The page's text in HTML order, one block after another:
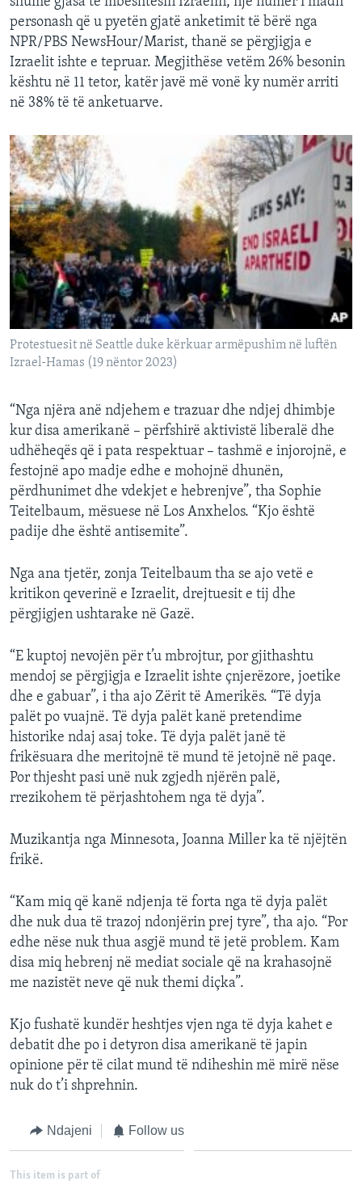
personash që u pyetën gjatë anketimit të bërë nga
NPR/PBS NewsHour/Marist, thanë se përgjigja e
Izraelit ishte e tepruar. Megjithëse vetëm 26% besonin
kështu në 11 tetor, katër javë më vonë ky numër arriti
në 38% të të anketuarve.
Protestuesit në Seattle duke kërkuar armëpushim në luftën
Izrael-Hamas (19 nëntor 2023)
“Nga njëra anë ndjehem e trazuar dhe ndjej dhimbje
kur disa amerikanë – përfshirë aktivistë liberalë dhe
udhëheqës që i pata respektuar – tashmë e injorojnë, e
festojnë apo madje edhe e mohojnë dhunën,
përdhunimet dhe vdekjet e hebrenjve”, tha Sophie
Teitelbaum, mësuese në Los Anxhelos. “Kjo është
padije dhe është antisemite”.
Nga ana tjetër, zonja Teitelbaum tha se ajo vetë e
kritikon qeverinë e Izraelit, drejtuesit e tij dhe
përgjigjen ushtarake në Gazë.
“E kuptoj nevojën për t’u mbrojtur, por gjithashtu
mendoj se përgjigja e Izraelit ishte çnjerëzore, joetike
dhe e gabuar”, i tha ajo Zërit të Amerikës. “Të dyja
palët po vuajnë. Të dyja palët kanë pretendime
historike ndaj asaj toke. Të dyja palët janë të
frikësuara dhe meritojnë të mund të jetojnë në paqe.
Por thjesht pasi unë nuk zgjedh njërën palë,
rrezikohem të përjashtohem nga të dyja”.
Muzikantja nga Minnesota, Joanna Miller ka të njëjtën
frikë.
“Kam miq që kanë ndjenja të forta nga të dyja palët
dhe nuk dua të trazoj ndonjërin prej tyre”, tha ajo. “Por
edhe nëse nuk thua asgjë mund të jetë problem. Kam
disa miq hebrenj në mediat sociale që na krahasojnë
me nazistët neve që nuk themi diçka”.
Kjo fushatë kundër heshtjes vjen nga të dyja kahet e
debatit dhe po i detyron disa amerikanë të japin
opinione për të cilat mund të ndiheshin më mirë nëse
nuk do t’i shprehnin.
Ndajeni Follow us
This item is part of